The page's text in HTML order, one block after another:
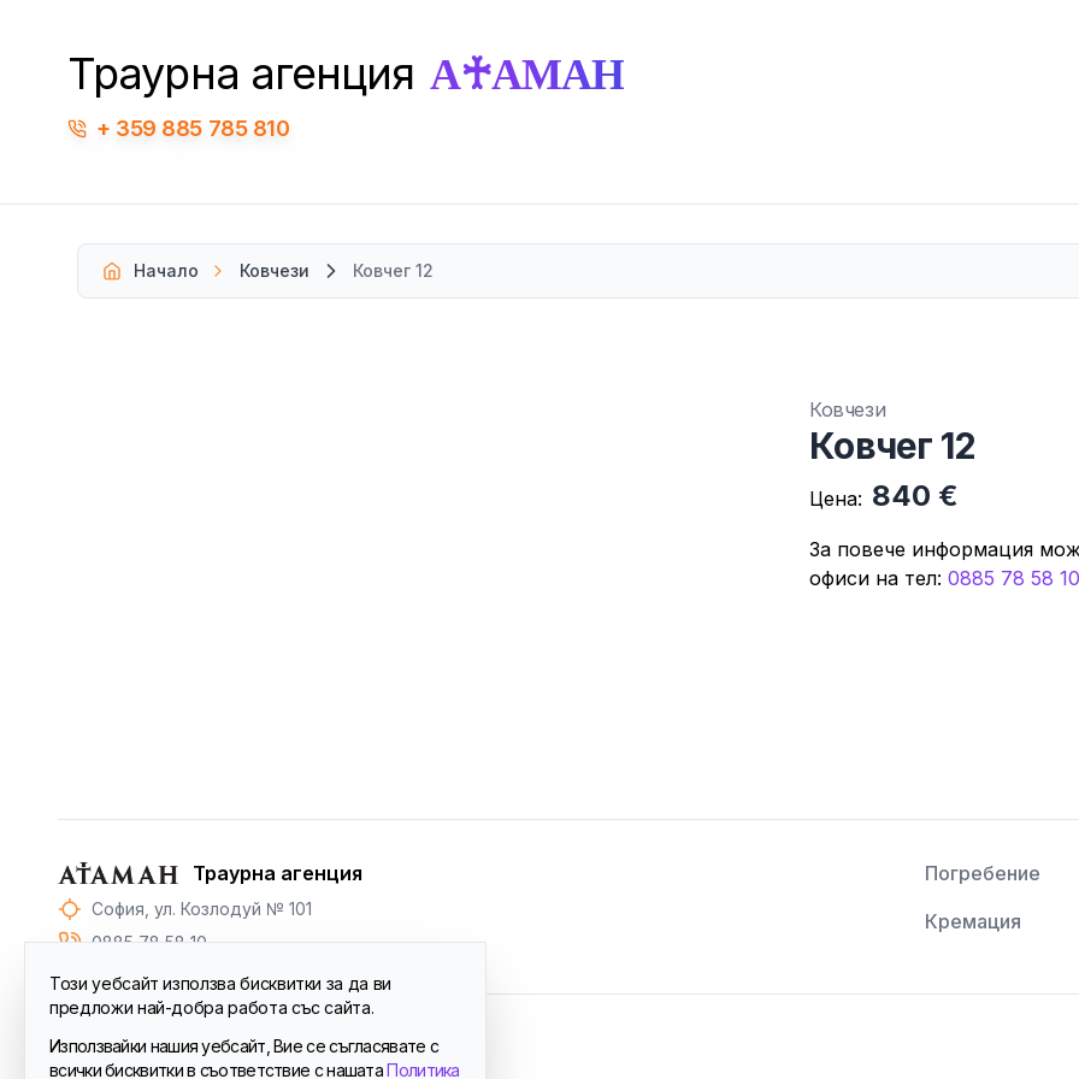
Траурна агенция А♰АМАН
359 885 785 810
Начало Ковчези Ковчег 12
Ковчези
Ковчег 12
Цена: 840 €
За повече информация
офиси нa тeл: 0885 78 58 10
Траурна агенция
София, ул. Козлодуй № 101
0885 78 58 10
Погребение
Кремация
© 2024Атаман™. All Rights Reserved.
Този уебсайт използва бисквитки за да ви
предложи най-добра работа със сайта.
Използвайки нашия уебсайт, Вие се съгласявате с
всички бисквитки в съответствие с нашатаПолитика